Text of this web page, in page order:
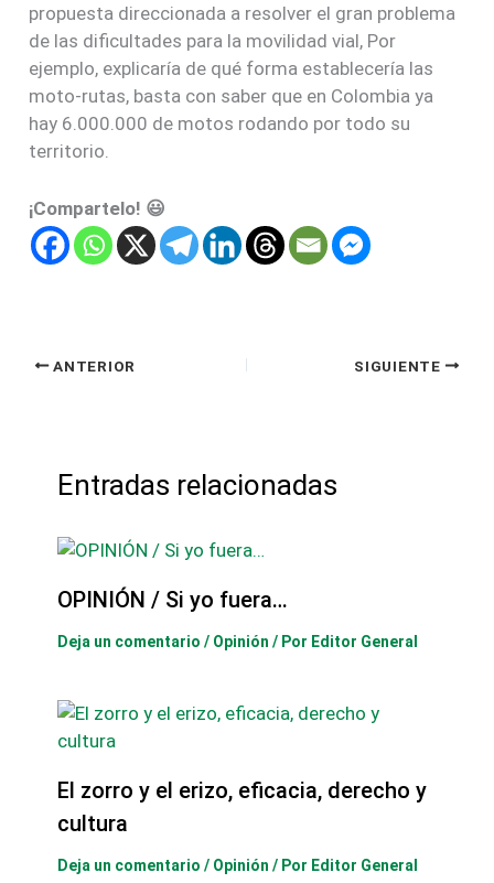
propuesta direccionada a resolver el gran problema
de las dificultades para la movilidad vial, Por
ejemplo, explicaría de qué forma establecería las
moto-rutas, basta con saber que en Colombia ya
hay 6.000.000 de motos rodando por todo su
territorio.
¡Compartelo! 😃
ANTERIOR SIGUIENTE
Entradas relacionadas
OPINIÓN / Si yo fuera…
Deja un comentario / Opinión / Por Editor General
El zorro y el erizo, eficacia, derecho y
cultura
Deja un comentario / Opinión / Por Editor General